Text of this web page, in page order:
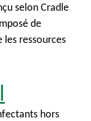
selon Cradle
de
ressources
hors